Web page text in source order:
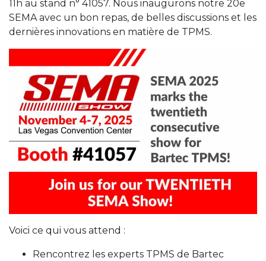
11h au stand n° 41057. Nous inaugurons notre 20e
SEMA avec un bon repas, de belles discussions et les
dernières innovations en matière de TPMS.
Voici ce qui vous attend :
Rencontrez les experts TPMS de Bartec